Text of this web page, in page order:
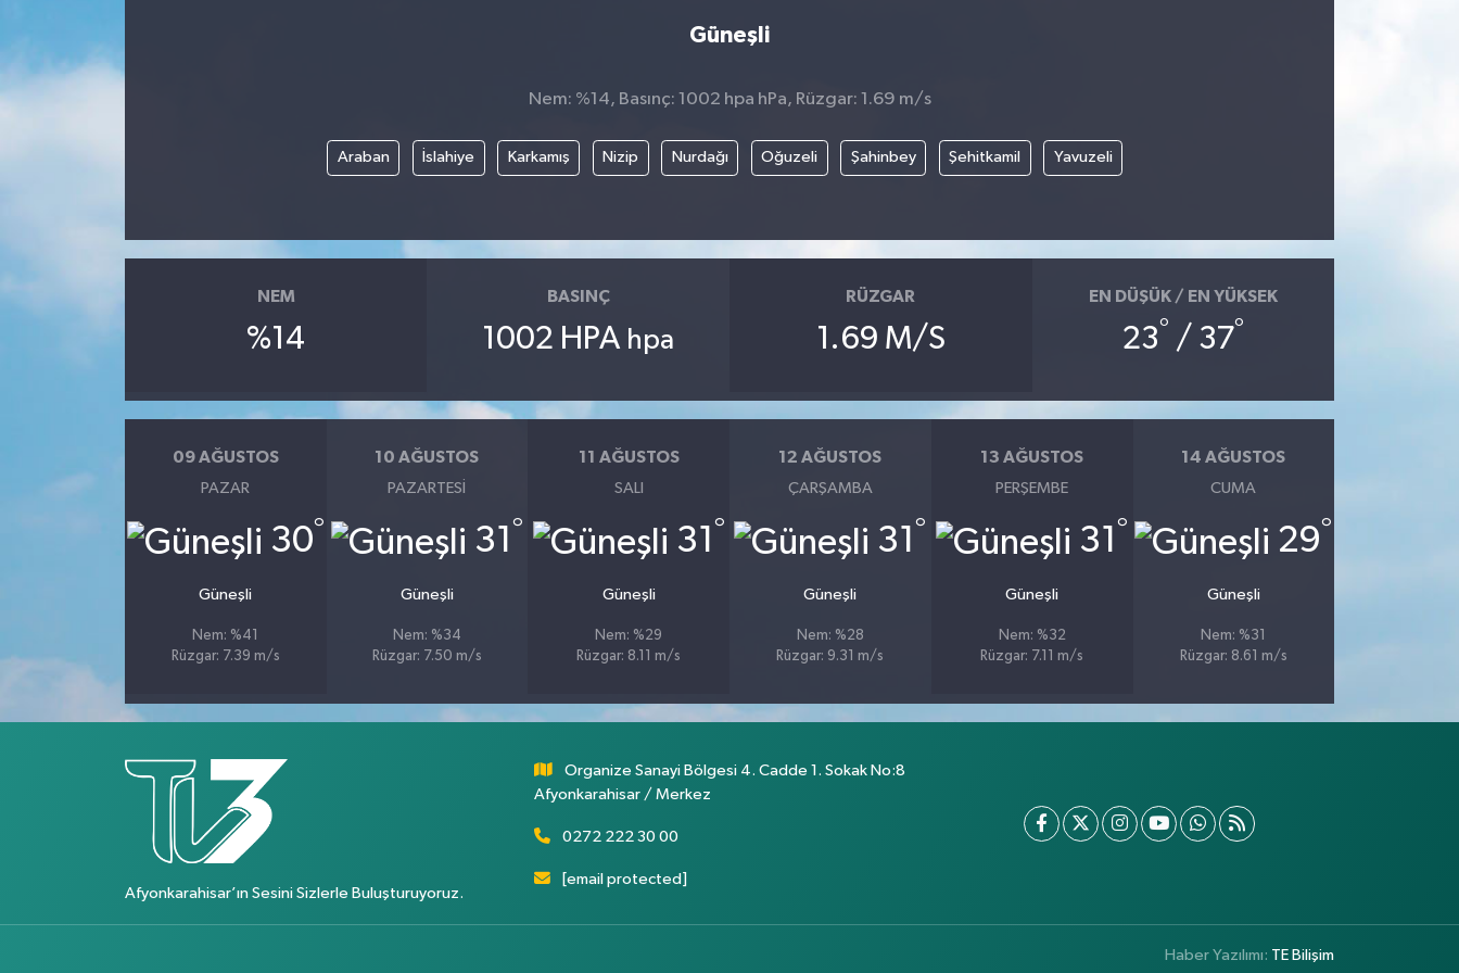
Güneşli
Nem: %14, Basınç: 1002 hpa hPa, Rüzgar: 1.69 m/s
Araban İslahiye Karkamış Nizip Nurdağı Oğuzeli Şahinbey Şehitkamil Yavuzeli
NEM
%14
BASINÇ
1002 HPA hpa
RÜZGAR
1.69 M/S
EN DÜŞÜK / EN YÜKSEK
23° / 37°
09 AĞUSTOS
PAZAR
30°
Güneşli
Nem: %41
Rüzgar: 7.39 m/s
10 AĞUSTOS
PAZARTESI
31 °
Güneşli
Nem: %34
Rüzgar: 7.50 m/s
11 AĞUSTOS
SALI
31 °
Güneşli
Nem: %29
Rüzgar: 8.11 m/s
12 AĞUSTOS
ÇARŞAMBA
31 °
Güneşli
Nem: %28
Rüzgar: 9.31 m/s
13 AĞUSTOS
PERŞEMBE
31 °
Güneşli
Nem: %32
Rüzgar: 7.11 m/s
14 AĞUSTOS
CUMA
29°
Güneşli
Nem: %31
Rüzgar: 8.61 m/s
Afyonkarahisar’ın Sesini Sizlerle Buluşturuyoruz.
Organize Sanayi Bölgesi 4. Cadde 1. Sokak No:8
Afyonkarahisar / Merkez
0272 222 30 00
[email protected]
Haber Yazılımı: TE Bilişim